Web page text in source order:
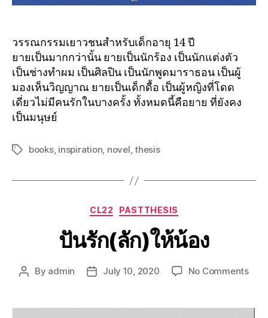
วรรณกรรมเยาวชนสำหรับเด็กอายุ 14 ปี
ยายเป็นมากกว่านั้น ยายเป็นนักร้อง เป็นนักแต่งตัว
เป็นช่างทำผม เป็นศิลปิน เป็นนักพูดมาราธอน เป็นผู้
มองเห็นวิญญาณ ยายเป็นเด็กดื้อ เป็นผู้หญิงที่โดด
เดี่ยวไม่มีคนรักในบางครั้ง ทั้งหมดนี้คือยาย ที่ยังคง
เป็นมนุษย์
books, inspiration, novel,thesis
CL22 PASTTHESIS
ปันรัก(ลัก)ให้น้อง
By admin July 10, 2020 No Comments